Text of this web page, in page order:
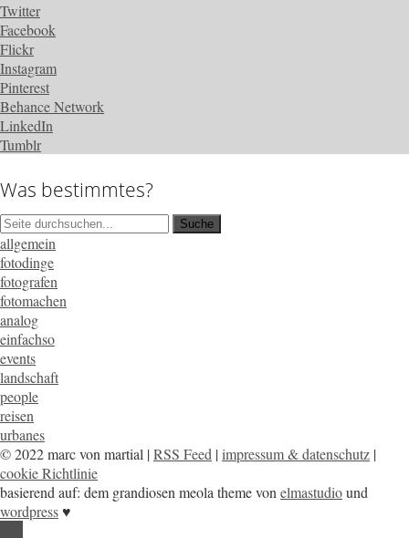
Twitter
Facebook
Flickr
Instagram
Pinterest
Behance Network
LinkedIn
Tumblr
Was bestimmtes?
allgemein
fotodinge
fotografen
fotomachen
analog
einfachso
events
landschaft
people
reisen
urbanes
© 2022 marc von martial |RSS Feed |impressum & datenschutz |
cookie Richtlinie
basierend auf: dem grandiosen meola theme von elmastudiound
wordpress♥